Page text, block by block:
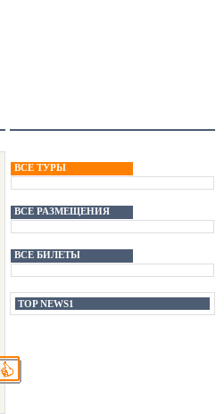
ВСЕ ТУРЫ
ВСЕ РАЗМЕЩЕНИЯ
ВСЕ БИЛЕТЫ
TOP NEWS1